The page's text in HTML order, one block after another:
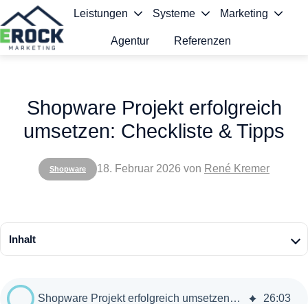
Leistungen Systeme Marketing
Agentur Referenzen
Shopware
Shopware Projekt erfolgreich
umsetzen: Checkliste & Tipps
18. Februar 2026 von René Kremer
Inhalt
Shopware Projekt erfolgreich umsetzen: Checkliste & Tipps 26:03